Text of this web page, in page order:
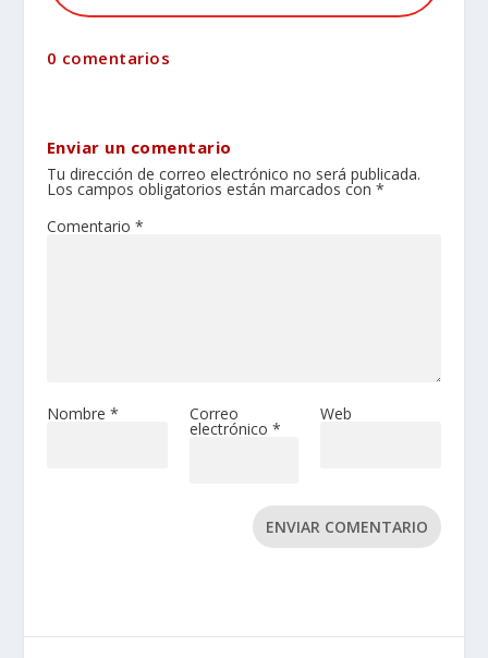
0 comentarios
Enviar un comentario
Tu dirección de correo electrónico no será publicada.
Los campos obligatorios están marcados con *
Comentario *
Nombre * Correo
electrónico *
Web
ENVIAR COMENTARIO